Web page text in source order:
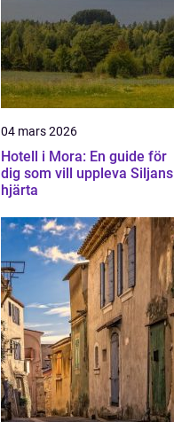
04 mars 2026
Hotell i Mora: En guide för
dig som vill uppleva Siljans
hjärta